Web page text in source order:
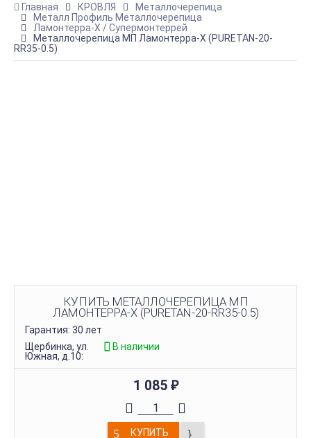
Главная КРОВЛЯ
Металлочерепица
Металл Профиль Металлочерепица
Ламонтерра-X / Супермонтеррей
Металлочерепица МП Ламонтерра-X (PURETAN-20-
RR35-0.5)
КУПИТЬ МЕТАЛЛОЧЕРЕПИЦА МП
ЛАМОНТЕРРА-X (PURETAN-20-RR35-0.5)
Гарантия: 30 лет
Щербинка, ул.
Южная, д.10:
В наличии
1 085 ₽
КУПИТЬ